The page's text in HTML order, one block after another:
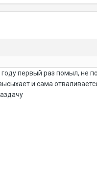
первый раз помыл, не
и сама